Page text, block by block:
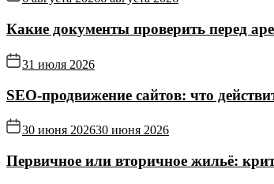
Какие документы проверить перед
31 июля 2026
SEO-продвижение сайтов: что
30 июня 202630 июня 2026
Первичное или вторичное жильё: